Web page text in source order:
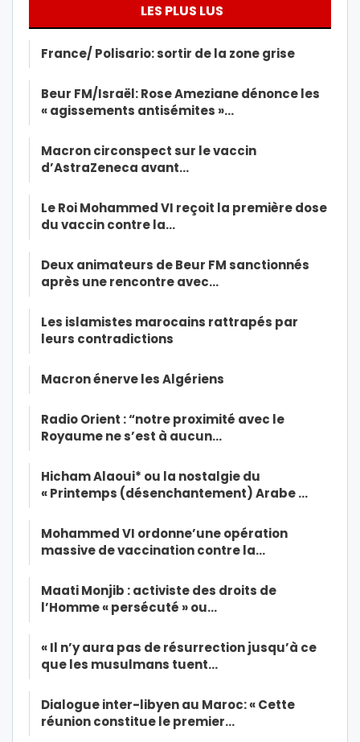
LES PLUS LUS
France/ Polisario: sortir de la zone grise
Beur FM/Israël: Rose Ameziane dénonce les
« agissements antisémites »…
Macron circonspect sur le vaccin
d’AstraZeneca avant…
Le Roi Mohammed VI reçoit la première dose
du vaccin contre la…
Deux animateurs de Beur FM sanctionnés
après une rencontre avec…
Les islamistes marocains rattrapés par
leurs contradictions
Macron énerve les Algériens
Radio Orient : “notre proximité avec le
Royaume ne s’est à aucun…
Hicham Alaoui* ou la nostalgie du
« Printemps (désenchantement) Arabe …
Mohammed VI ordonne’une opération
massive de vaccination contre la…
Maati Monjib : activiste des droits de
l’Homme « persécuté » ou…
« Il n’y aura pas de résurrection jusqu’à ce
que les musulmans tuent…
Dialogue inter-libyen au Maroc: « Cette
réunion constitue le premier…